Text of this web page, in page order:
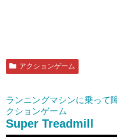
アクションゲーム
ランニングマシンに乗って
クションゲーム
Super Treadmill